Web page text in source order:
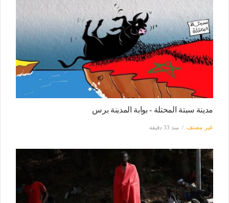
مدينة سبتة المحتلة - بوابة المدينة برس
غير مصنف منذ 33 دقيقة